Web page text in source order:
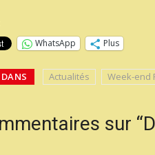
WhatsApp Plus
Actualités Week-end
sur